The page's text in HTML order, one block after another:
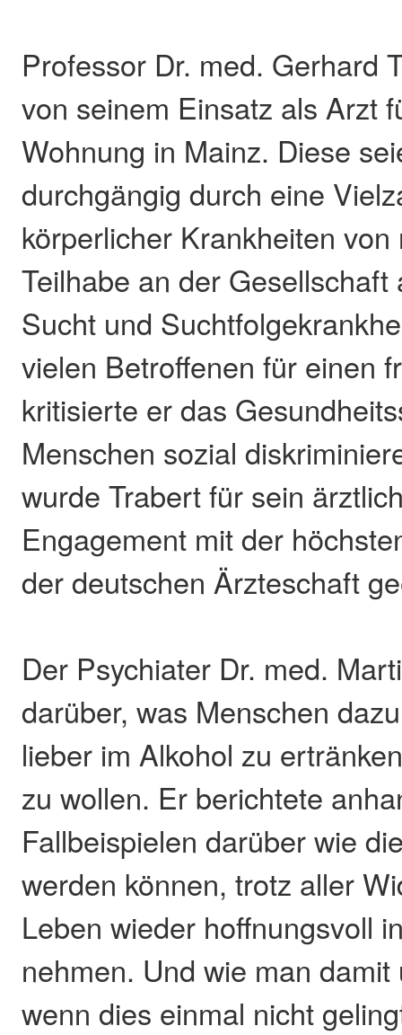
Professor Dr. med. Gerhard
von seinem Einsatz als Arzt
Wohnung in Mainz. Diese
durchgängig durch eine
körperlicher Krankheiten
Teilhabe an der
Sucht und
vielen Betroffenen für einen
kritisierte er das
Menschen sozial
wurde Trabert für sein
Engagement mit der
der deutschen Ärzteschaft
Der Psychiater Dr. med.
darüber, was Menschen
lieber im Alkohol zu
zu wollen. Er berichtete
Fallbeispielen darüber wie
werden können, trotz aller
Leben wieder hoffnungsvoll
nehmen. Und wie man
wenn dies einmal nicht